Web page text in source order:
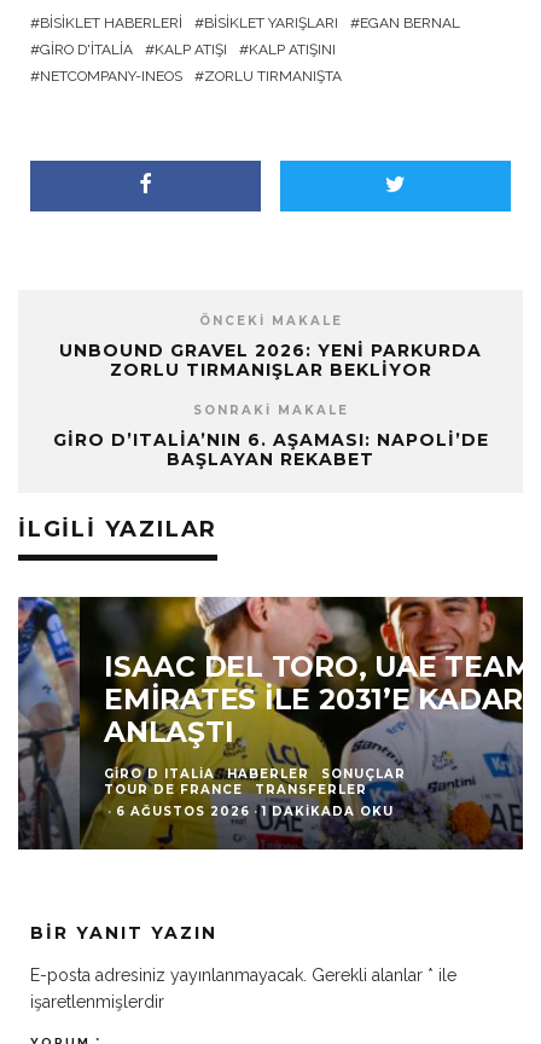
BISIKLET HABERLERI BISIKLET YARIŞLARI
EGAN BERNAL
GIRO D'ITALIA
KALP ATIŞI
KALP ATIŞINI
NETCOMPANY-INEOS
ZORLU TIRMANIŞTA
ÖNCEKI MAKALE
UNBOUND GRAVEL 2026: YENI PARKURDA
ZORLU TIRMANIŞLAR BEKLIYOR
SONRAKI MAKALE
GIRO D’ITALIA’NIN 6. AŞAMASI: NAPOLI’DE
BAŞLAYAN REKABET
İLGILI YAZILAR
ISAAC DEL TORO, UAE TEAM
EMIRATES ILE 2031’E KADAR
ANLAŞTI
GIRO D ITALIA HABERLER
SONUÇLAR
TOUR DE FRANCE
TRANSFERLER
·
6 AĞUSTOS 2026 · 1 DAKIKADA OKU
BIR YANIT YAZIN
E-posta adresiniz yayınlanmayacak. Gerekli alanlar * ile
işaretlenmişlerdir